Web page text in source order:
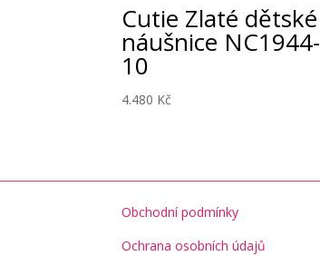
Cutie Zlaté dětské
náušnice NC1944-
10
4.480 Kč
Obchodní podmínky
Ochrana osobních údajů